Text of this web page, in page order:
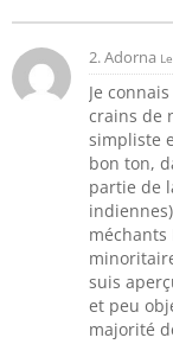
2. Adorna
Je
crains de
simpliste
bon ton,
partie de
méchants
suis
et peu
majorité